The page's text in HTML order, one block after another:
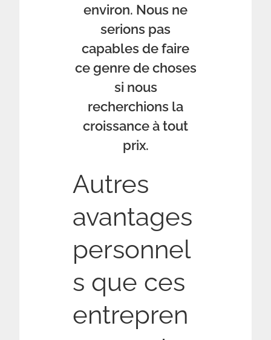
environ. Nous ne
serions pas
capables de faire
ce genre de choses
si nous
recherchions la
croissance à tout
prix.
Autres
avantages
personnel
s que ces
entrepren